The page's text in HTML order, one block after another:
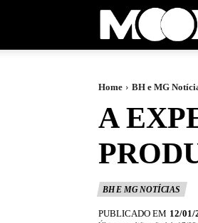
Home BH e MG
A
BH E MG NOTÍCIAS
PUBLICADO EM 12/01/